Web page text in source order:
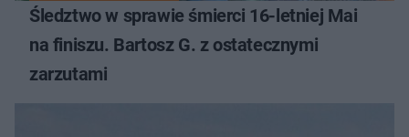
Śledztwo w sprawie śmierci 16-letniej Mai
na finiszu. Bartosz G. z ostatecznymi
zarzutami